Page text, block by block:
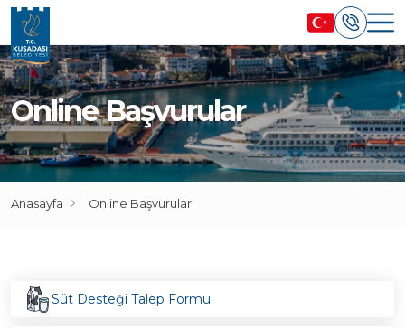
Online Başvurular
Anasayfa Online Başvurular
Süt Desteği Talep Formu